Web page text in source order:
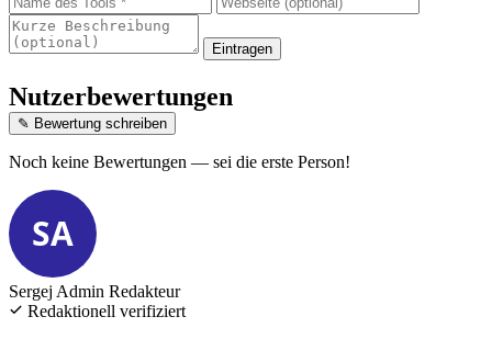
Eintragen
Nutzerbewertungen
✎ Bewertung schreiben
Noch keine Bewertungen — sei die erste Person!
SA
Sergej Admin Redakteur
Redaktionell verifiziert